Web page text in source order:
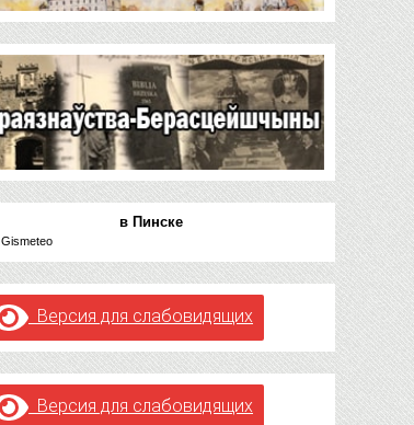
в Пинске
Gismeteo
Версия для слабовидящих
Версия для слабовидящих